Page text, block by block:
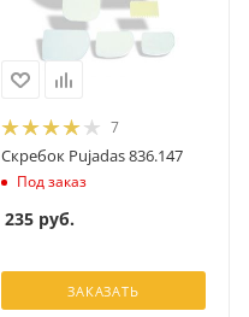
7
Скребок Pujadas 836.147
Под заказ
235 руб.
ЗАКАЗАТЬ